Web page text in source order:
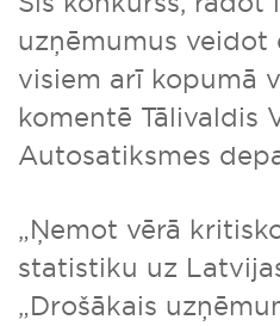
uzņēmumus veidot
visiem arī kopumā
komentē Tālivaldis
Autosatiksmes
„Ņemot vērā
statistiku uz
„Drošākais